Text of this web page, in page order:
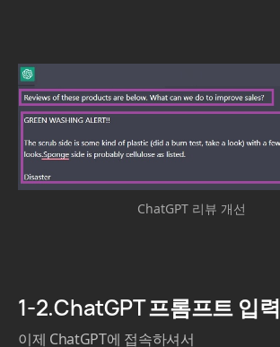
ChatGPT 리뷰 개선
1-2.ChatGPT 프롬프트 입력
이제 ChatGPT에 접속하셔서